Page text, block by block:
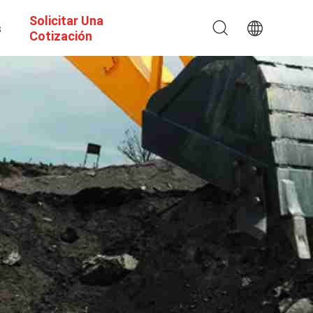
Solicitar Una
Cotización